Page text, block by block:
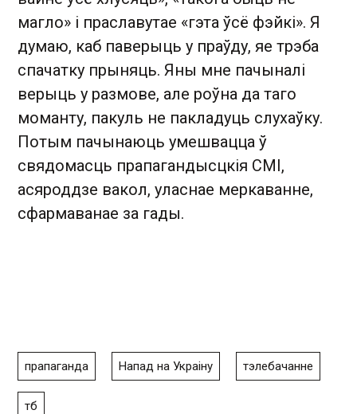
магло» і праславутае «гэта ўсё фэйкі». Я
думаю, каб паверыць у праўду, яе трэба
спачатку прыняць. Яны мне пачыналі
верыць у размове, але роўна да таго
моманту, пакуль не пакладуць слухаўку.
Потым пачынаюць умешвацца ў
свядомасць прапагандысцкія СМІ,
асяроддзе вакол, уласнае меркаванне,
сфармаванае за гады.
прапаганда Напад на Украіну тэлебачанне
тб